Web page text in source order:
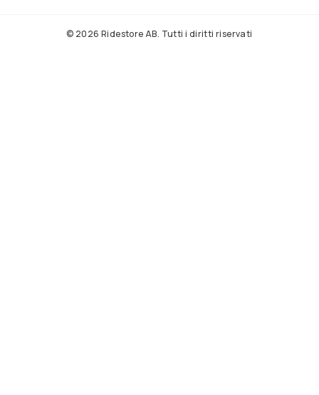
© 2026 Ridestore AB. Tutti i diritti riservati